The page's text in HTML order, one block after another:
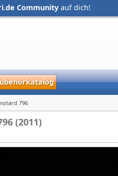
Community auf dich!
796
(2011)